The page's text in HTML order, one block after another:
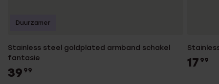
Stainless steel goldplated armband schakel
fantasie
39 99
Duurzamer
17 99